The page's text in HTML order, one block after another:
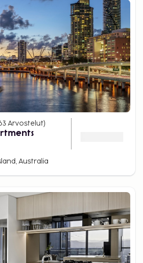
Arvostelut)
Australia